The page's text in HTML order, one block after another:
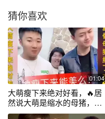
猜你喜欢
01:04
大萌瘦下来绝对好看，🔥居
然说大萌是缩水的母猪，这
不找打嘛